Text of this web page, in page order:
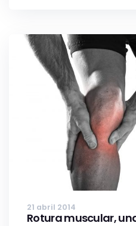
21 abril 2014
Rotura muscular,